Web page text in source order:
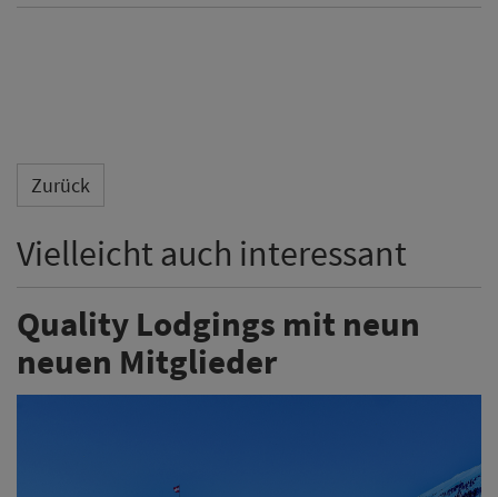
Zurück
Vielleicht auch interessant
Quality Lodgings mit neun
neuen Mitglieder